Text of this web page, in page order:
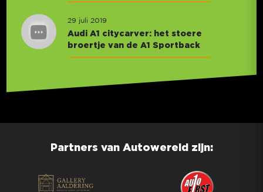
29 juli 2019
Audi A1 citycarver: het stoere
broertje van de A1 Sportback
Partners van Autowereld zijn: